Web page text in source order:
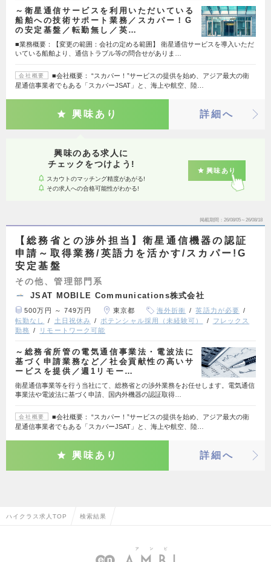
～衛星通信サービスを利用いただいている
船舶への技術サポート業務／スカパー！G
の安定基盤／転勤無し／英…
■業務概要：【変更の範囲：会社の定める範囲】 衛星通信サービスを導入いただ
いている船舶より、通信トラブル等の問合せがありま…
会社概要
■会社概要： “スカパー！”サービスの提供を始め、アジア最大の衛
星通信事業者でもある「スカパーJSAT」と、海上や航空、陸…
興味あり 詳細へ
興味のある求人に
チェックをつけよう!
スカウトのマッチング精度があがる!
その求人への合格可能性がわかる!
興味あり
掲載期間 26/08/05～26/08/18
【総務省との渉外担当】衛星通信機器の認証
申請～取得業務/英語力を活かす/スカパー!G
安定基盤
その他、管理部門系
JSAT MOBILE Communications株式会社
500万円 ～ 749万円 東京都 海外折衝
英語力が必要
転勤なし
土日祝休み ポテンシャル採用（未経験可）
フレックス
勤務
リモートワーク可能
～総務省所管の電気通信事業法・電波法に
基づく申請業務など／社会貢献性の高いサ
ービスを提供／週1リモー…
衛星通信事業等を行う当社にて、総務省との渉外業務をお任せします。電気通信
事業法や電波法に基づく申請、国内外機器の認証取得…
会社概要
■会社概要： “スカパー！”サービスの提供を始め、アジア最大の衛
星通信事業者でもある「スカパーJSAT」と、海上や航空、陸…
興味あり 詳細へ
ハイクラス求人TOP 検索結果